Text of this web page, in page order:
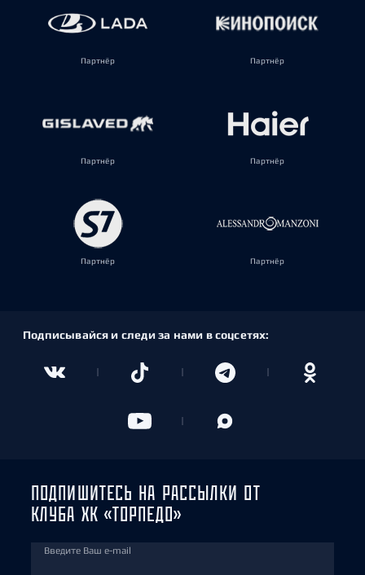
Партнёр Партнёр
Партнёр Партнёр
Партнёр Партнёр
Подписывайся и следи за нами в соцсетях:
ПОДПИШИТЕСЬ НА РАССЫЛКИ ОТ
КЛУБА ХК «ТОРПЕДО»
Введите Ваш e-mail